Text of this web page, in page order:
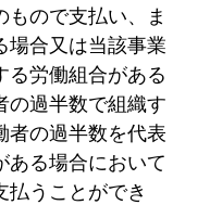
ので支払い、ま
場合又は当該事業
る労働組合がある
の過半数で組織す
者の過半数を代表
ある場合において
うことができ